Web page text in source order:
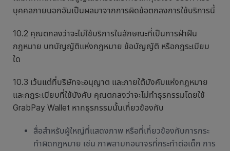
บุคคลภายนอกอันเป็นผลมาจากการผิดข้อตกลงการใช้บริการนี้
10.2 คุณตกลงว่าจะไม่ใช้บริการในลักษณะที่เป็นการฝ่าฝืน
กฎหมาย บทบัญญัติแห่งกฎหมาย ข้อบัญญัติ หรือกฎระเบียบ
ใด
10.3 เว้นแต่ที่บริษัทจะอนุญาต และภายใต้บังคับแห่งกฎหมาย
และกฎระเบียบที่ใช้บังคับ คุณตกลงว่าจะไม่ทำธุรกรรมโดยใช้
GrabPay Wallet หากธุรกรรมนั้นเกี่ยวข้องกับ
สื่อสำหรับผู้ใหญ่ที่แสดงภาพ หรือที่เกี่ยวข้องกับการกระ
ทำผิดกฎหมาย เช่น ภาพลามกอนาจรที่กระทำต่อเด็ก การ